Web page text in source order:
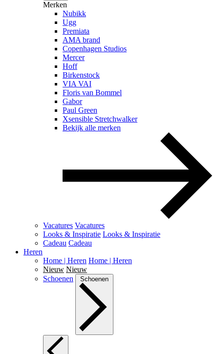
Merken
Nubikk
Ugg
Premiata
AMA brand
Copenhagen Studios
Mercer
Hoff
Birkenstock
VIA VAI
Floris van Bommel
Gabor
Paul Green
Xsensible Stretchwalker
Bekijk alle merken
Vacatures Vacatures
Looks & Inspiratie Looks & Inspiratie
Cadeau Cadeau
Heren
Home | Heren Home | Heren
Nieuw Nieuw
Schoenen
Schoenen